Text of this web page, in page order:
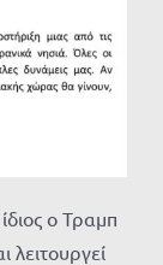
ο Τραμπ
λειτουργεί